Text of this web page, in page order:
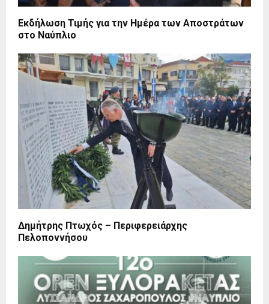
Εκδήλωση Τιμής για την Ημέρα των Αποστράτων
στο Ναύπλιο
Δημήτρης Πτωχός – Περιφερειάρχης
Πελοποννήσου